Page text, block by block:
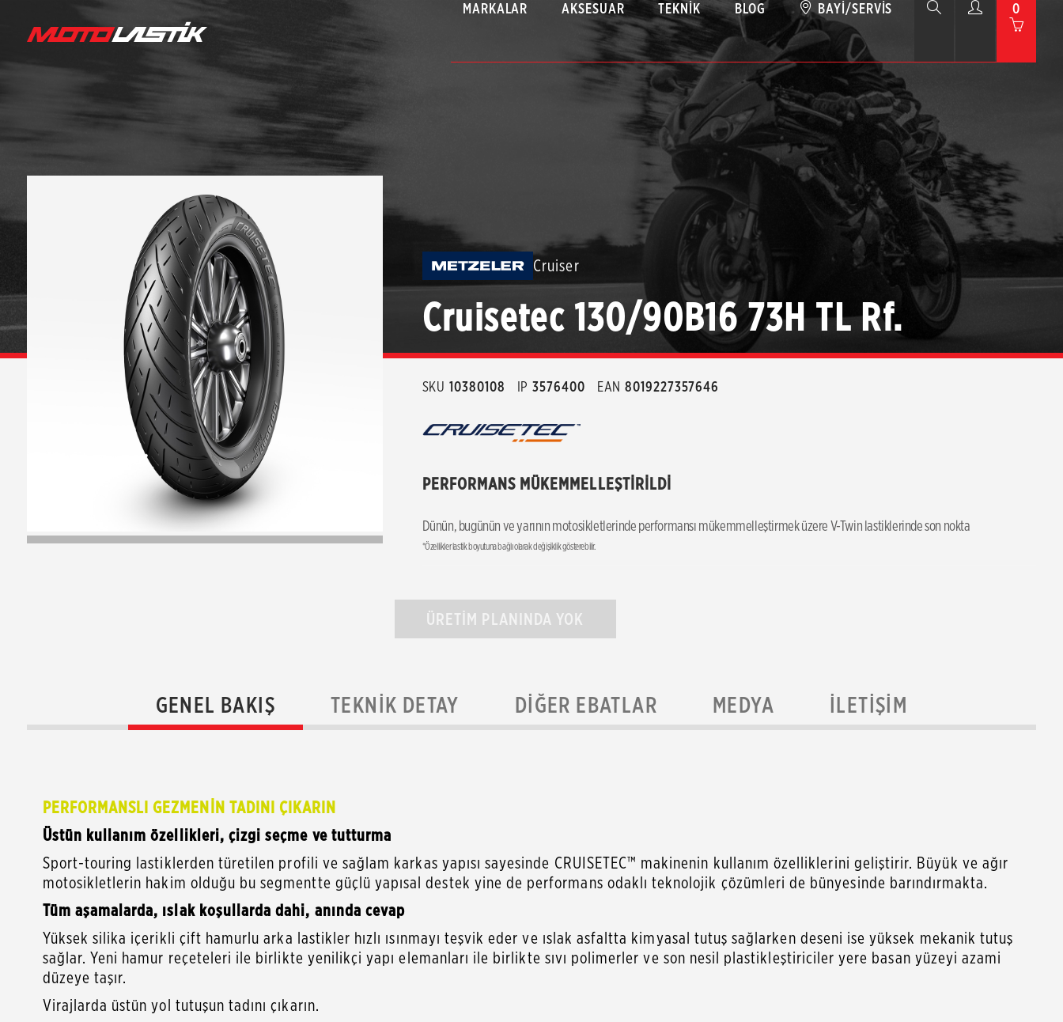
MARKALAR AKSESUAR TEKNIK BLOG BAYI/SERVIS 0
Cruiser
Cruisetec 130/90B16 73H TL Rf.
SKU 10380108 IP 3576400 EAN 8019227357646
PERFORMANS MÜKEMMELLEŞTİRİLDİ
Dünün, bugünün ve yarının motosikletlerinde performansı mükemmelleştirmek üzere V-Twin lastiklerinde son nokta
*Özellikler lastik boyutuna bağlı olarak değişiklik gösterebilir.
ÜRETİM PLANINDA YOK
GENEL BAKIŞ TEKNIK DETAY DIĞER EBATLAR MEDYA İLETIŞIM
PERFORMANSLI GEZMENİN TADINI ÇIKARIN
Üstün kullanım özellikleri, çizgi seçme ve tutturma
Sport-touring lastiklerden türetilen profili ve sağlam karkas yapısı sayesinde CRUISETEC™ makinenin kullanım özelliklerini geliştirir. Büyük ve ağır
motosikletlerin hakim olduğu bu segmentte güçlü yapısal destek yine de performans odaklı teknolojik çözümleri de bünyesinde barındırmakta.
Tüm aşamalarda, ıslak koşullarda dahi, anında cevap
Yüksek silika içerikli çift hamurlu arka lastikler hızlı ısınmayı teşvik eder ve ıslak asfaltta kimyasal tutuş sağlarken deseni ise yüksek mekanik tutuş
sağlar. Yeni hamur reçeteleri ile birlikte yenilikçi yapı elemanları ile birlikte sıvı polimerler ve son nesil plastikleştiriciler yere basan yüzeyi azami
düzeye taşır.
Virajlarda üstün yol tutuşun tadını çıkarın.